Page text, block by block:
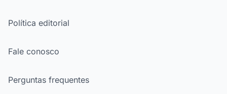
Política editorial
Fale conosco
Perguntas frequentes